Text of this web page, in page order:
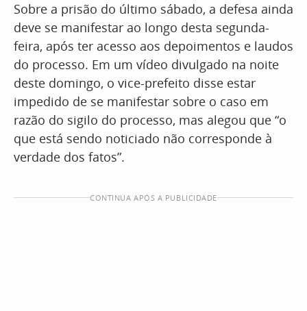
Sobre a prisão do último sábado, a defesa ainda
deve se manifestar ao longo desta segunda-
feira, após ter acesso aos depoimentos e laudos
do processo. Em um vídeo divulgado na noite
deste domingo, o vice-prefeito disse estar
impedido de se manifestar sobre o caso em
razão do sigilo do processo, mas alegou que “o
que está sendo noticiado não corresponde à
verdade dos fatos”.
CONTINUA APÓS A PUBLICIDADE